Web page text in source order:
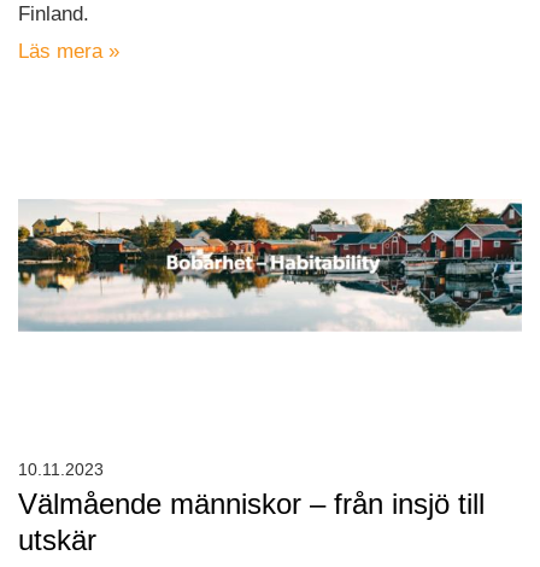
Finland.
Läs mera »
Välmående människor – från insjö till
utskär
10.11.2023